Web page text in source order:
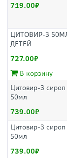
719.00
ЦИТОВИР-3
ДЕТЕЙ
727.00
В корзину
Цитовир-3
50мл
739.00
Цитовир-3
50мл
739.00